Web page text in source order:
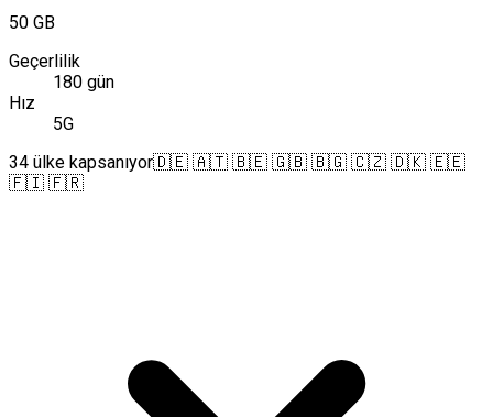
50 GB
Geçerlilik
180 gün
Hız
5G
34 ülke kapsanıyor🇩🇪 🇦🇹 🇧🇪 🇬🇧 🇧🇬 🇨🇿 🇩🇰 🇪🇪
🇫🇮 🇫🇷